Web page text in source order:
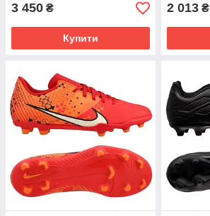
3 450 ₴
Купити
2 013 ₴